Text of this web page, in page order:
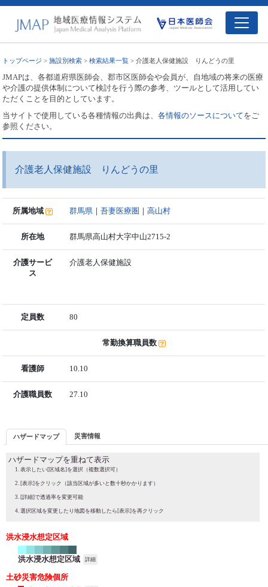
トップページ >施設別検索 >検索結果一覧 > 介護老人保健施設 りんどうの里
JMAPは、各都道府県医師会、郡市区医師会や会員が、自地域の将来の医療
や介護の提供体制について検討を行う際の参考、ツールとして活用してい
ただくことを目的としています。
当サイトで使用している各種情報の出典は、各情報のソースについてをご
参照ください。
介護老人保健施設 りんどうの里
所属地域 群馬県 ｜吾妻医療圏 ｜高山村
所在地 群馬県高山村大字中山2715-2
介護サービ
ス
介護老人保健施設
定員数 80
常勤換算職員数
看護師 10.10
介護職員数 27.10
ハザードマップ 災害情報
ハザードマップを重ねて表示
表示したい[区域名]を選択（複数選択可）
[表示]をクリック（該当区域が多いと数十秒かかります）
[詳細]で透過率を変更可能
選択区域を変更したり地図を移動したら[表示]を再クリック
洪水浸水想定区域
洪水浸水想定区域 詳細
土砂災害危険個所